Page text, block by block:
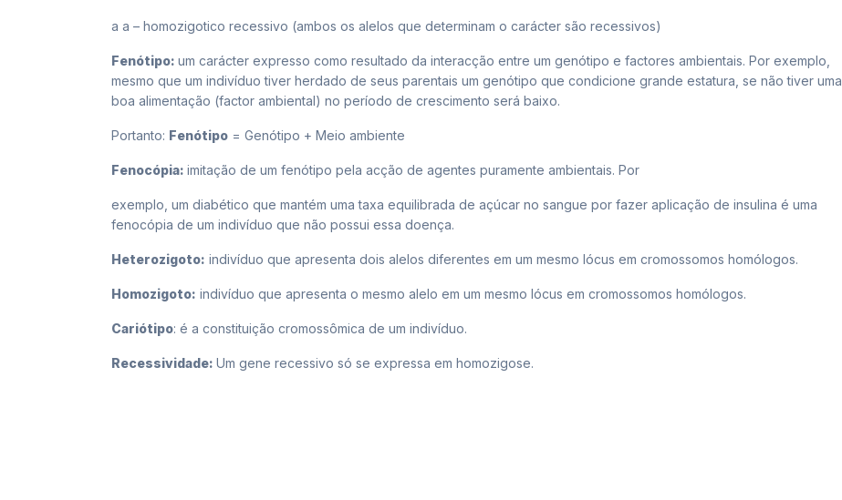
a a – homozigotico recessivo (ambos os alelos que determinam o carácter são recessivos)
Fenótipo: um carácter expresso como resultado da interacção entre um genótipo e factores ambientais. Por exemplo,
mesmo que um indivíduo tiver herdado de seus parentais um genótipo que condicione grande estatura, se não tiver uma
boa alimentação (factor ambiental) no período de crescimento será baixo.
Portanto: Fenótipo = Genótipo + Meio ambiente
Fenocópia: imitação de um fenótipo pela acção de agentes puramente ambientais. Por
exemplo, um diabético que mantém uma taxa equilibrada de açúcar no sangue por fazer aplicação de insulina é uma
fenocópia de um indivíduo que não possui essa doença.
Heterozigoto: indivíduo que apresenta dois alelos diferentes em um mesmo lócus em cromossomos homólogos.
Homozigoto: indivíduo que apresenta o mesmo alelo em um mesmo lócus em cromossomos homólogos.
Cariótipo: é a constituição cromossômica de um indivíduo.
Recessividade: Um gene recessivo só se expressa em homozigose.